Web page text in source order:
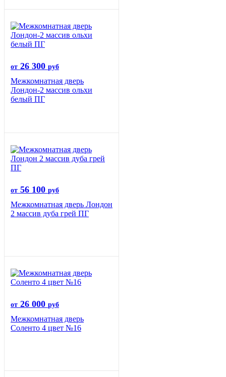
от 26 300 руб
Межкомнатная дверь
Лондон-2 массив ольхи
белый ПГ
от 56 100 руб
Межкомнатная дверь Лондон
2 массив дуба грей ПГ
от 26 000 руб
Межкомнатная дверь
Соленто 4 цвет №16